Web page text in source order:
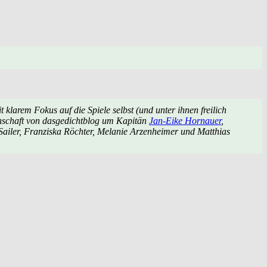
Fokus auf die Spiele selbst (und unter ihnen freilich
von dasgedichtblog um Kapitän Jan-Eike Hornauer,
Franziska Röchter, Melanie Arzenheimer und Matthias